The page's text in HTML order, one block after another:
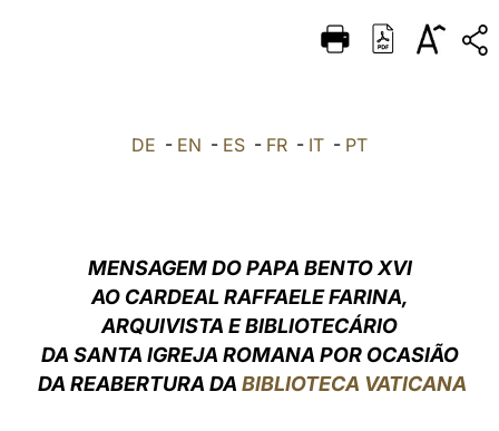
DEUTSCH
العربيّة DE - EN - ES - FR - IT - PT
MENSAGEM DO PAPA BENTO XVI
AO CARDEAL RAFFAELE FARINA,
ARQUIVISTA E BIBLIOTECÁRIO
DA SANTA IGREJA ROMANA POR OCASIÃO
DA REABERTURA DA BIBLIOTECA VATICANA